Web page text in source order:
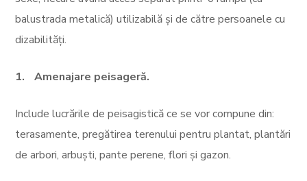
balustrada metalică) utilizabilă și de către persoanele cu
dizabilități.
Amenajare peisageră.
Include lucrările de peisagistică ce se vor compune din:
terasamente, pregătirea terenului pentru plantat, plantări
de arbori, arbuști, pante perene, flori și gazon.